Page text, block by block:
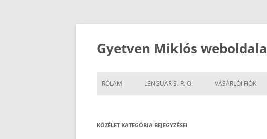
Kilépés
Gyetven Miklós weboldala
RÓLAM LENGUAR S. R. O. VÁSÁRLÓI FIÓK
KÖZÉLETKATEGÓRIA BEJEGYZÉSEI